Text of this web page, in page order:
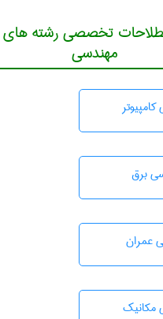
تخصصی رشته های
مهندسی
برق
عمران
مکانیک